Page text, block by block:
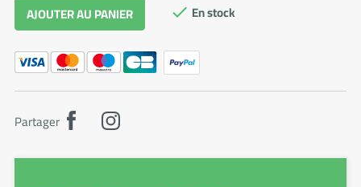
AJOUTER AU PANIER  En stock
Partager